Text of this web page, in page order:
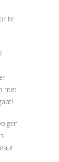
te
met